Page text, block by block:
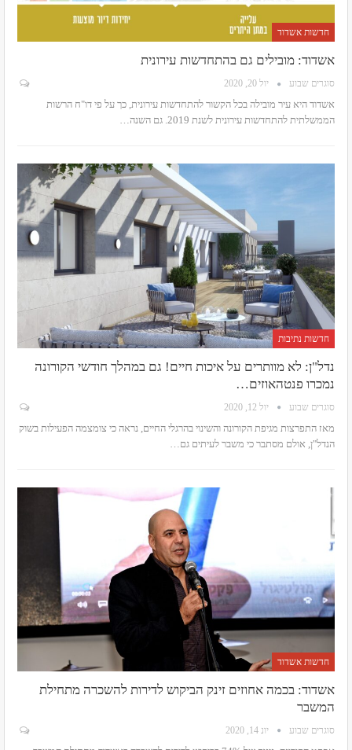
חדשות אשדוד
אשדוד: מובילים גם בהתחדשות עירונית
סוגרים שבוע יול 20, 2020
אשדוד היא עיר מובילה בכל הקשור להתחדשות עירונית, כך על פי דו"ח הרשות
הממשלתית להתחדשות עירונית לשנת 2019. גם השנה
…
חדשות נתיבות
נדל"ן: לא מוותרים על איכות חיים! גם במהלך חודשי הקורונה
נמכרו פנטהאוזים…
סוגרים שבוע יול 12, 2020
מאז התפרצות מגיפת הקורונה והשינוי בהרגלי החיים, נראה כי צומצמה הפעילות בשוק
הנדל"ן, אולם מסתבר כי משבר לעיתים גם
חדשות אשדוד
אשדוד: בכמה אחוזים זינק הביקוש לדירות להשכרה מתחילת
המשבר
סוגרים שבוע יונ 14, 2020